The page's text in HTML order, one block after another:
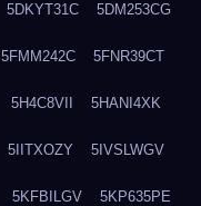
5DKYT31C 5DM253CG
5FMM242C 5FNR39CT
5H4C8VII 5HANI4XK
5IITXOZY 5IVSLWGV
5KFBILGV 5KP635PE